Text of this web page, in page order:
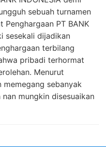
sebuah turnamen
PT BANK
sesekali dijadikan
terbilang
pribadi terhormat
Menurut
sebanyak
mungkin disesuaikan